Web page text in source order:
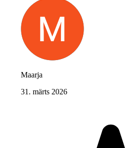
Maarja
31. märts 2026